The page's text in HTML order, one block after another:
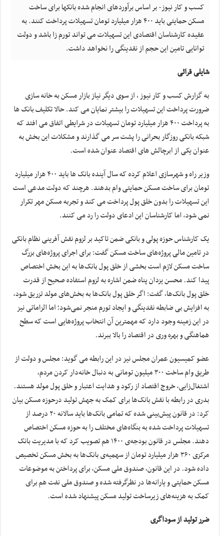
کسب و کار نیوز- بر اساس برآوردهای انجام شده بانکها برای ساخت
مسکن حمایتی باید ۴۰۰ هزار میلیارد تومان تسهیلات پرداخت کنند. به
عقیده کارشناسان اقتصادی این تسهیلات می تواند تورم زا باشد و دولت
توانایی تامین این حجم از نقدینگی را نخواهد داشت.
شایلی قرائی
به گزارش کسب و کار نیوز ، از سوی دیگر نیاز بازار مسکن به خانه سازی
ضرورت پرداخت این تسهیلات را بیشتر نمایان می کند. حالا تکلیف بانک ها
به پرداخت ۴۰۰ هزار میلیارد تومان تسهیلات در شرایطی اتفاق می افتد که
شبکه بانکی روزگار بحرانی را پشت سر می گذارند و مشکلات این بخش به
عنوان یکی از ابرچالش های اقتصاد عنوان شده است.
وزیر راه و شهرسازی اعلام کرده که سال آینده بانک ها باید ۴۰۰ هزار میلیارد
تومان برای ساخت مسکن حمایتی وام بدهند. هرچند که دولت مدعی است
این تسهیلات را بدون خلق پول پرداخت می کند و تجربه مسکن مهر تکرار
نمی شود، اما کارشناسان این ادعای دولت را رد می کنند.
یک کارشناس حوزه پولی و بانکی ضمن تاکید بر لزوم نقش آفرینی نظام بانکی
در تامین مالی پروژه‌های ساخت مسکن گفت: برای اجرای پروژه‌های بزرگ
ساخت مسکن لازم است بخشی از خلق پول بانک‌ها به این بخش اختصاص
پیدا کند. محسن یزدان پناه ضمن اشاره به لزوم استفاده صحیح از قدرت
خلق پول بانک‌ها، گفت: اگر خلق پول بانک‌ها به بخش‌های مولد تزریق شود،
به افزایش بی ضابطه نقدینگی و ایجاد تورم منجر نمی‌شود؛ اما الزاماتی نیز
در این زمینه وجود دارد که مهمترین آن انتخاب پروژه‌هایی است که سطح
هماهنگی و بهره وری در اقتصاد را بالا ببرند.
عضو کمیسیون عمران مجلس نیز در این رابطه می گوید: مجلس و دولت از
طریق وام ساخت ۳۰۰ میلیون تومانی به دنبال خانه‌دار کردن مردم،
اشتغال‌زایی، خروج اقتصاد از رکود و هدایت اعتبار و خلق پول مولد هستند.
بدری در رابطه با نقش بانک‌ها برای کمک به جهش تولید درحوزه مسکن بیان
کرد: در قانون پیش‌بینی شده که تمامی بانک‌ها باید سالانه ۲۰ درصد از
تسهیلات پرداخت شده به بنگاه‌های مختلف را به حوزه مسکن اختصاص
دهند. مجلس در قانون بودجه‌ی ۱۴۰۰ هم تصویب کرد که با مدیریت بانک
مرکزی ۳۶۰ هزار میلیارد تومان از سهمیه‌ی بانک‌ها به بخش مسکن تخصیص
داده شود. در این قانون، صندوق ملی مسکن، برای پرداختن به موضوعات
مسکن حمایتی و یارانه‌ها در نظرگرفته شده و صندوق ملی نفت هم برای
کمک به هزینه‌های زیرساخت تولید مسکن پیشنهاد شده است.
ضرر تولید از سوداگری